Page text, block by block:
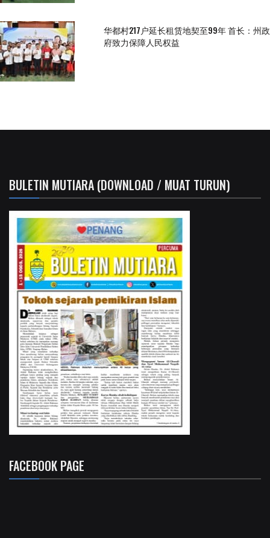
华都村217户延长租赁地契至99年 首长：州政
府致力保障人民权益
BULETIN MUTIARA (DOWNLOAD / MUAT TURUN)
FACEBOOK PAGE